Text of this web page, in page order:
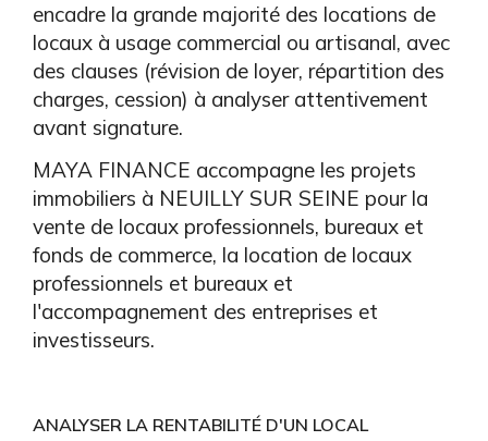
encadre la grande majorité des locations de
locaux à usage commercial ou artisanal, avec
des clauses (révision de loyer, répartition des
charges, cession) à analyser attentivement
avant signature.
MAYA FINANCE accompagne les projets
immobiliers à NEUILLY SUR SEINE pour la
vente de locaux professionnels, bureaux et
fonds de commerce, la location de locaux
professionnels et bureaux et
l'accompagnement des entreprises et
investisseurs.
ANALYSER LA RENTABILITÉ D'UN LOCAL